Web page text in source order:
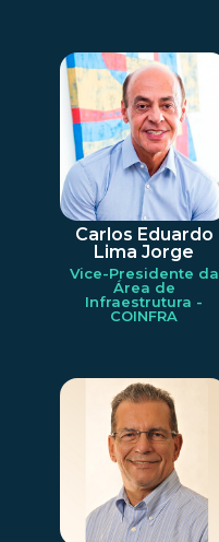
Carlos Eduardo
Lima Jorge
Vice-Presidente da
Área de
Infraestrutura -
COINFRA